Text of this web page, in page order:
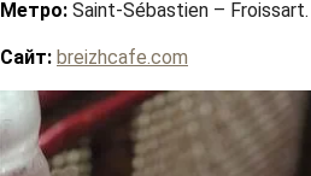
Метро: Saint-Sébastien – Froissart.
Сайт: breizhcafe.com